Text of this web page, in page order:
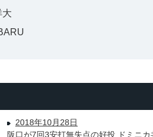
大
2018年10月28日
阪口が7回3安打無失点の好投 ドミニ